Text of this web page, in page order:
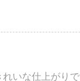
いな仕上がり